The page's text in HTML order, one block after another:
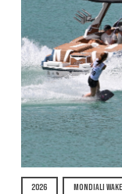
2026 MONDIALI